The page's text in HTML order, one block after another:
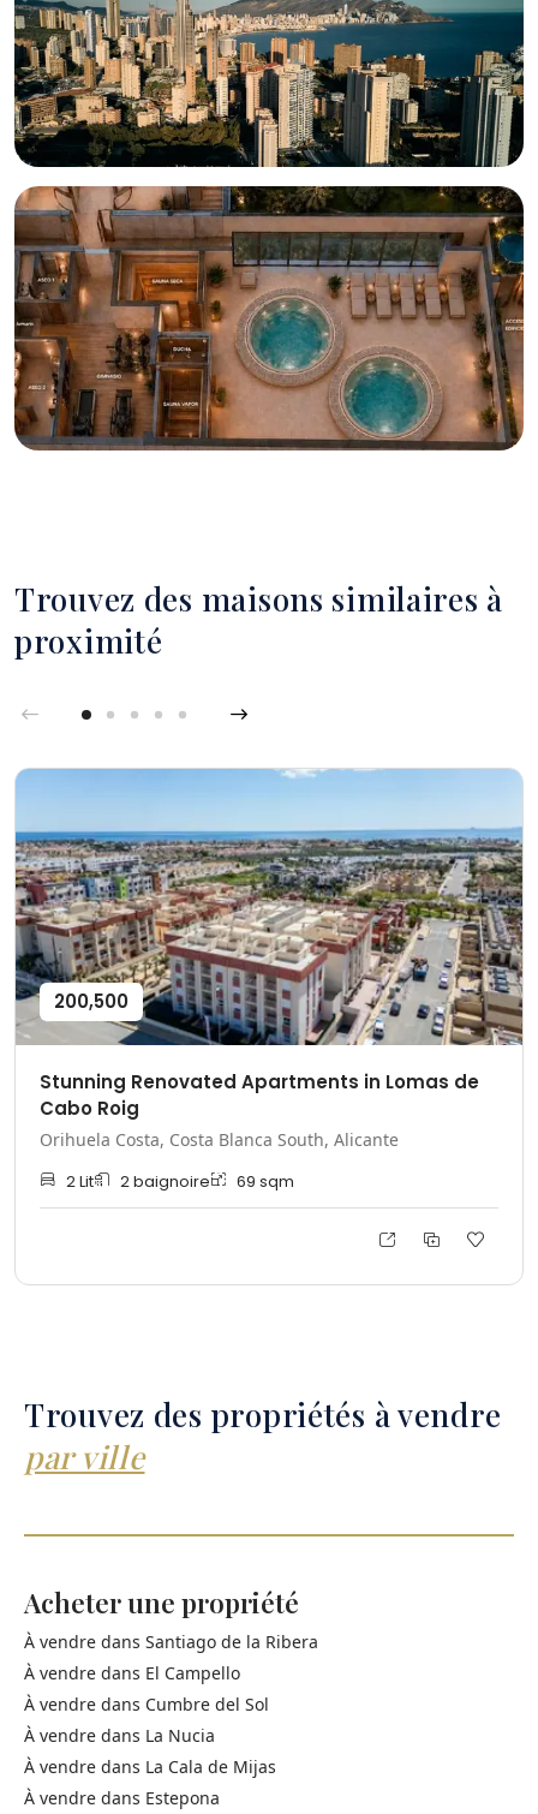
Trouvez des maisons similaires à
proximité
200,500
Stunning Renovated Apartments in Lomas de
Cabo Roig
Orihuela Costa, Costa Blanca South, Alicante
2Lit 2baignoire 69 sqm
Trouvez des propriétés à vendre
par ville
Acheter une propriété
À vendre dans Santiago de la Ribera
À vendre dans El Campello
À vendre dans Cumbre del Sol
À vendre dans La Nucia
À vendre dans La Cala de Mijas
À vendre dans Estepona